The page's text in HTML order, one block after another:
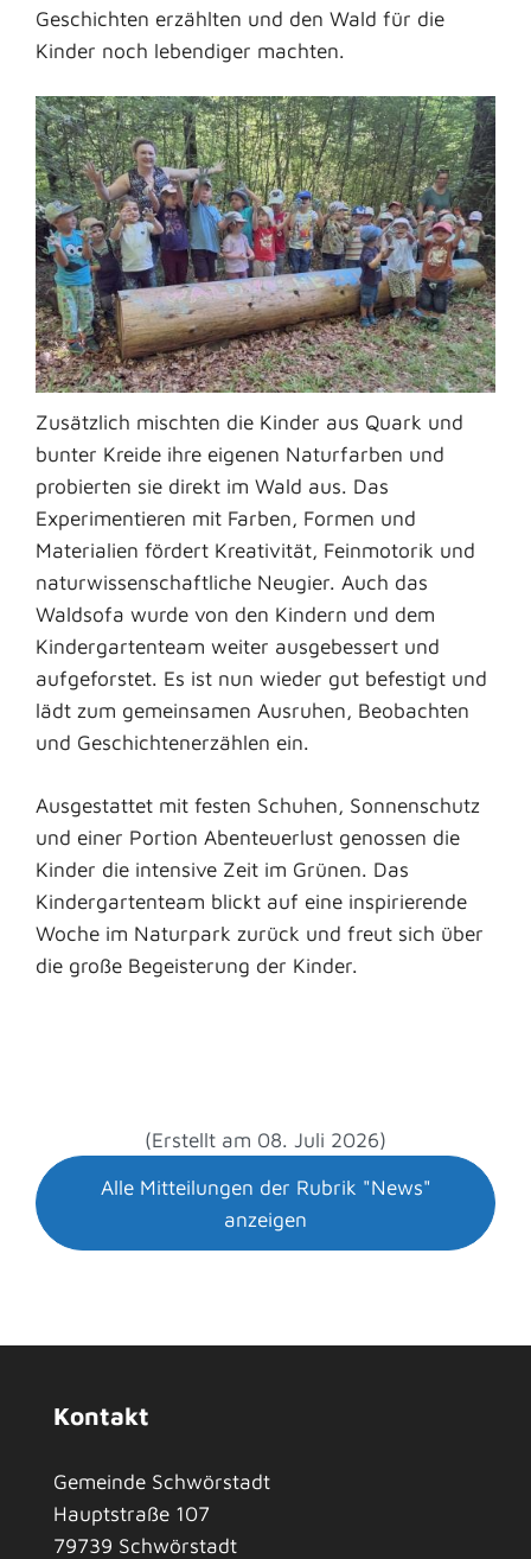
Geschichten erzählten und den Wald für die
Kinder noch lebendiger machten.
Zusätzlich mischten die Kinder aus Quark und
bunter Kreide ihre eigenen Naturfarben und
probierten sie direkt im Wald aus. Das
Experimentieren mit Farben, Formen und
Materialien fördert Kreativität, Feinmotorik und
naturwissenschaftliche Neugier. Auch das
Waldsofa wurde von den Kindern und dem
Kindergartenteam weiter ausgebessert und
aufgeforstet. Es ist nun wieder gut befestigt und
lädt zum gemeinsamen Ausruhen, Beobachten
und Geschichtenerzählen ein.
Ausgestattet mit festen Schuhen, Sonnenschutz
und einer Portion Abenteuerlust genossen die
Kinder die intensive Zeit im Grünen. Das
Kindergartenteam blickt auf eine inspirierende
Woche im Naturpark zurück und freut sich über
die große Begeisterung der Kinder.
(Erstellt am 08. Juli 2026)
Alle Mitteilungen der Rubrik "News"
anzeigen
Kontakt
Gemeinde Schwörstadt
Hauptstraße 107
79739 Schwörstadt